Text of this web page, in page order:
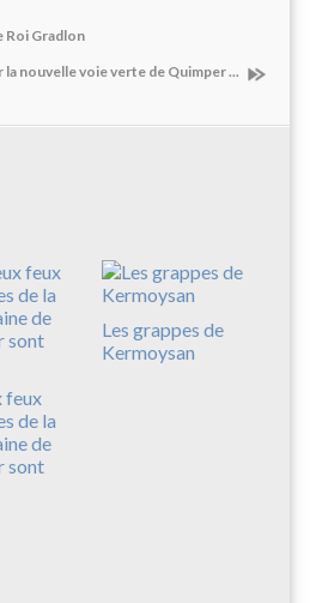
Roi Gradlon
nouvelle voie verte de Quimper ...
feux
de la
de
sont
Les grappes de
Kermoysan